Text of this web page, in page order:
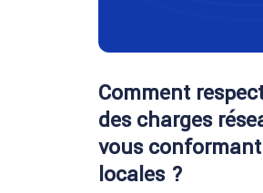
Comment
des charges
vous
locales ?